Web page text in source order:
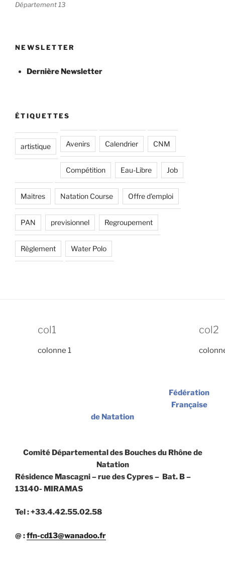
Département 13
NEWSLETTER
Dernière Newsletter
ÉTIQUETTES
artistique Avenirs Calendrier CNM
Compétition Eau-Libre Job
Maitres Natation Course Offre d'emploi
PAN previsionnel Regroupement
Règlement Water Polo
col1
colonne 1
col2
Fédération
Française
de Natation
Comité Départemental des Bouches du Rhône de
Natation
Résidence Mascagni – rue des Cypres – Bat. B –
13140- MIRAMAS
Tel : +33.4.42.55.02.58
@ :ffn-cd13@wanadoo.fr